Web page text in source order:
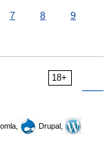
7 8
9
18+
Drupal,